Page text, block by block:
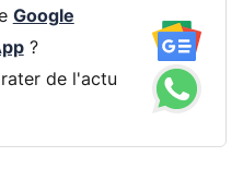
Google
?
de l'actu